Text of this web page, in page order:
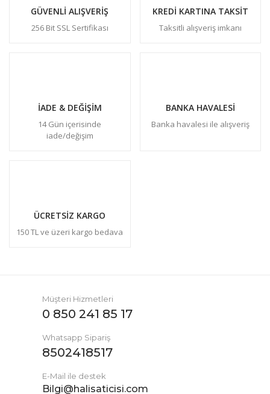
GÜVENLİ ALIŞVERİŞ
256 Bit SSL Sertifikası
KREDİ KARTINA TAKSİT
Taksitli alışveriş imkanı
İADE & DEĞİŞİM
14 Gün içerisinde
iade/değişim
BANKA HAVALESİ
Banka havalesi ile alışveriş
ÜCRETSİZ KARGO
150 TL ve üzeri kargo bedava
Müşteri Hizmetleri
0 850 241 85 17
Whatsapp Sipariş
8502418517
E-Mail ile destek
Bilgi@halisaticisi.com